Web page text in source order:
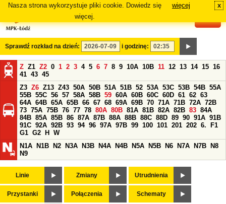
Nasza strona wykorzystuje pliki cookie. Dowiedz się
więcej.
więcej x
Sprawdź rozkład na dzień: i godzinę:
Z Z1 Z2 0 1 2 3 4 5 6 7 8 9 10A 10B 11 12 13 14 15 16
41 43 45
Z3 Z6 Z13 Z43 50A 50B 51A 51B 52 53A 53C 53B 54B 55A
55B 55C 56 57 58A 58B 59 60A 60B 60C 60D 61 62 63
64A 64B 65A 65B 66 67 68 69A 69B 70 71A 71B 72A 72B
73 75A 75B 76 77 78 80A 80B 81A 81B 82A 82B 83 84A
84B 85A 85B 86 87A 87B 88A 88B 88C 88D 89 90 91A 91B
91C 92A 92B 93 94 96 97A 97B 99 100 101 201 202 6.
F1
G1 G2 H
W
N1A
N1B N2 N3A N3B N4A N4B N5A N5B N6 N7A N7B
N8
N9
Linie Zmiany Utrudnienia
Przystanki Połączenia Schematy